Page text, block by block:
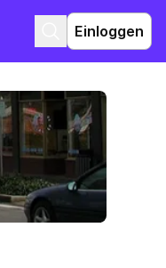
Einloggen